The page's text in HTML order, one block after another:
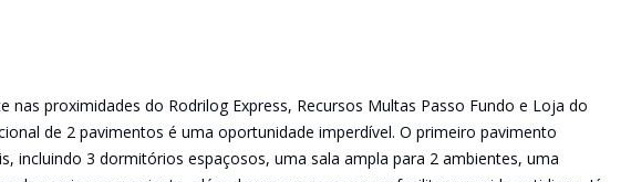
nas proximidades do Rodrilog Express, Recursos Multas Passo Fundo e Loja do
de 2 pavimentos é uma oportunidade imperdível. O primeiro pavimento
incluindo 3 dormitórios espaçosos, uma sala ampla para 2 ambientes, uma